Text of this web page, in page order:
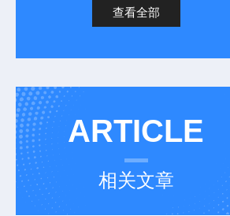
查看全部
ARTICLE
相关文章